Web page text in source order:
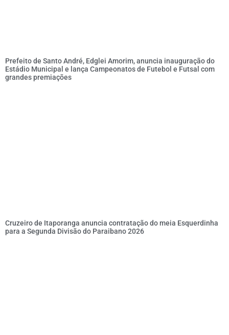
Prefeito de Santo André, Edglei Amorim, anuncia inauguração do
Estádio Municipal e lança Campeonatos de Futebol e Futsal com
grandes premiações
Cruzeiro de Itaporanga anuncia contratação do meia Esquerdinha
para a Segunda Divisão do Paraibano 2026